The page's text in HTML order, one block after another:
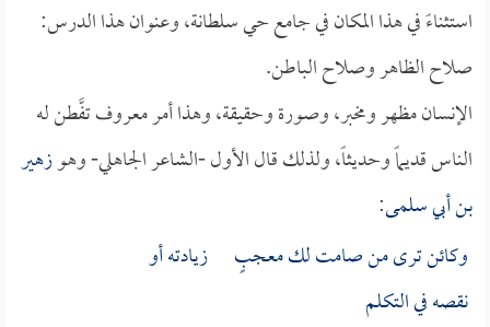
استثناءً في هذا المكان في جامع حي سلطانة، وعنوان هذا الدرس:
صلاح الظاهر وصلاح الباطن.
الإنسان مظهر ومخبر، وصورة وحقيقة، وهذا أمر معروف تفَّطن له
الناس قديماً وحديثاً، ولذلك قال الأول -الشاعر الجاهلي- وهوزهير
بن أبي سلمى:
وكائن ترى من صامت لك معجبٍ زيادته أو
نقصه في التكلم